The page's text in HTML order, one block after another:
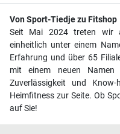
Von Sport-Tiedje zu Fitshop
Seit Mai 2024 treten wir
einheitlich unter einem
Erfahrung und über 65
mit einem neuen
Zuverlässigkeit und
Heimfitness zur Seite. Ob
auf Sie!